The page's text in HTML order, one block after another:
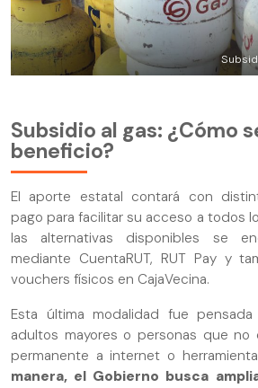
Subsidio al gas: ¿Cómo
beneficio?
El aporte estatal contará con
pago para facilitar su acceso a todos
las alternativas disponibles se
mediante CuentaRUT, RUT Pay y
vouchers físicos en CajaVecina.
Esta última modalidad fue
adultos mayores o personas que
permanente a internet o
manera, el Gobierno busca